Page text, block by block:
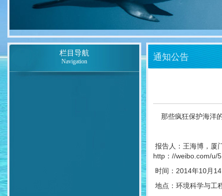
栏目导航
Navigation 通知公告
那些疯狂保护海洋
报告人：王海博，厦
http：//weibo.com/u/
时间：2014年10月
地点：环境科学与工